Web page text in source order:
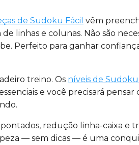
de Sudoku Fácil vêm
linhas e colunas. Não são
Perfeito para ganhar
treino. Os níveis de
e você precisará pensar
redução linha-caixa e
— sem dicas — é uma